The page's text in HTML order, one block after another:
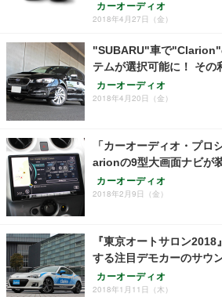
カーオーディオ
2018年4月27日（金）
"SUBARU"車で"Clarion"
テムが選択可能に！ その
カーオーディオ
2018年4月20日（金）
「カーオーディオ・プロ
arionの9型大画面ナビが
カーオーディオ
2018年2月9日（金）
『東京オートサロン
する注目デモカーのサウ
カーオーディオ
2018年1月11日（木）